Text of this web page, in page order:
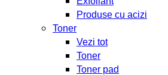
Produse cu acizi
Toner
Vezi tot
Toner
Toner pad